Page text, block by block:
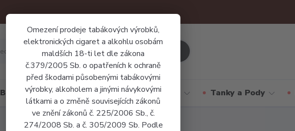
Omezení prodeje tabákových výrobků,
elektronických cigaret a alkohlu osobám
maldších 18-ti let dle zákona
č.379/2005 Sb. o opatřeních k ochraně
před škodami působenými tabákovými
výrobky, alkoholem a jinými návykovými
látkami a o změně souvisejících zákonů
ve znění zákonů č. 225/2006 Sb., č.
274/2008 Sb. a č. 305/2009 Sb. Podle
Báze a příchutě Jednorázové cigarety Tanky a Pody